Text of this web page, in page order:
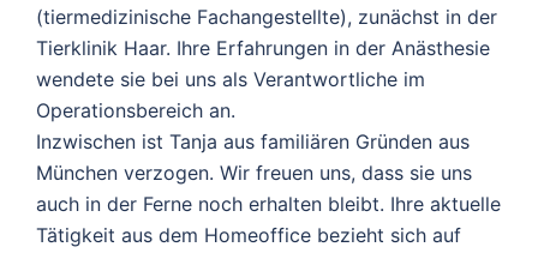
(tiermedizinische Fachangestellte), zunächst in der
Tierklinik Haar. Ihre Erfahrungen in der Anästhesie
wendete sie bei uns als Verantwortliche im
Operationsbereich an.
Inzwischen ist Tanja aus familiären Gründen aus
München verzogen. Wir freuen uns, dass sie uns
auch in der Ferne noch erhalten bleibt. Ihre aktuelle
Tätigkeit aus dem Homeoffice bezieht sich auf